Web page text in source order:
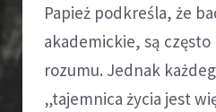
Papież podkreśla, że
akademickie, są
rozumu. Jednak
„tajemnica życia jest